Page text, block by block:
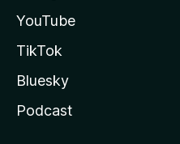
YouTube
TikTok
Bluesky
Podcast